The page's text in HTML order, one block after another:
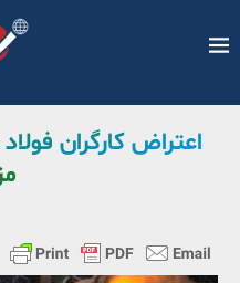
اعتراض کارگران